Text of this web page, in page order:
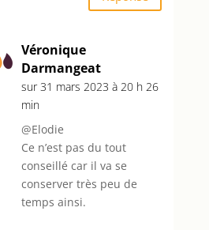
Véronique
Darmangeat
sur 31 mars 2023 à 20 h 26
min
@Elodie
Ce n’est pas du tout
conseillé car il va se
conserver très peu de
temps ainsi.